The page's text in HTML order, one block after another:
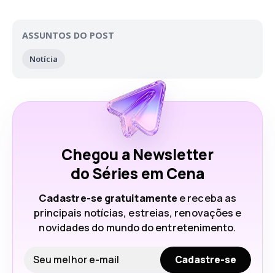
ASSUNTOS DO POST
Notícia
Chegou a Newsletter
do Séries em Cena
Cadastre-se gratuitamente e receba as
principais notícias, estreias, renovações e
novidades do mundo do entretenimento.
Seu e-mail
Cadastre-se